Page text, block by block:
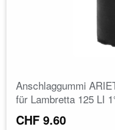
Anschlaggummi
für Lambretta 125 LI
CHF 9.60